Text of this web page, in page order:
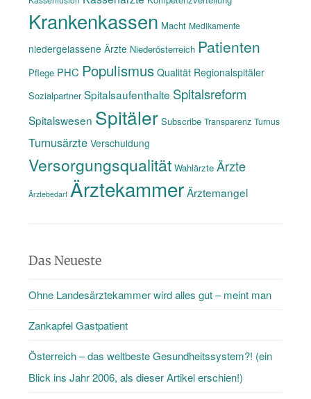
Krankenkassen Macht Medikamente
niedergelassene Ärzte Niederösterreich Patienten
Pflege PHC Populismus Qualität Regionalspitäler
Sozialpartner Spitalsaufenthalte Spitalsreform
Spitalswesen Spitäler Subscribe Transparenz Turnus
Turnusärzte Verschuldung
Versorgungsqualität Wahlärzte Ärzte
Ärztebedarf ÄrztekammerÄrztemangel
Das Neueste
Ohne Landesärztekammer wird alles gut – meint man
Zankapfel Gastpatient
Österreich – das weltbeste Gesundheitssystem?! (ein
Blick ins Jahr 2006, als dieser Artikel erschien!)